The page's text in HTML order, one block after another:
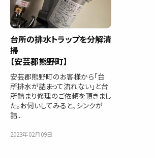
台所の排水トラップを分解清
掃
【安芸郡熊野町】
安芸郡熊野町のお客様から「台
所排水が詰まって流れない」と台
所詰まり修理のご依頼を頂きまし
た。お伺いしてみると、シンクが
詰...
2023年02月09日